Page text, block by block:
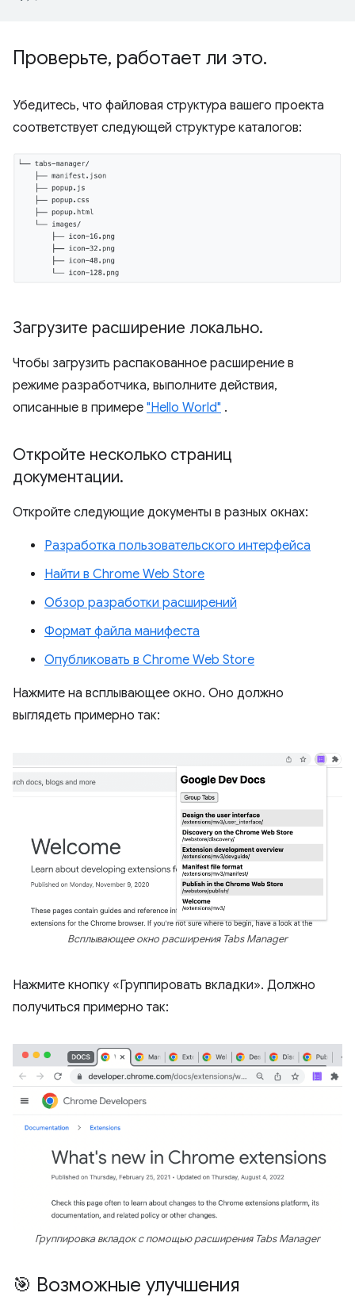
Проверьте, работает ли это.
Убедитесь, что файловая структура вашего проекта
соответствует следующей структуре каталогов:
Загрузите расширение локально.
Чтобы загрузить распакованное расширение в
режиме разработчика, выполните действия,
описанные в примере "Hello World" .
Откройте несколько страниц
документации.
Откройте следующие документы в разных окнах:
Разработка пользовательского интерфейса
Найти в Chrome Web Store
Обзор разработки расширений
Формат файла манифеста
Опубликовать в Chrome Web Store
Нажмите на всплывающее окно. Оно должно
выглядеть примерно так:
Всплывающее окно расширения Tabs Manager
Нажмите кнопку «Группировать вкладки». Должно
получиться примерно так:
Группировка вкладок с помощью расширения Tabs Manager
🎯 Возможные улучшения